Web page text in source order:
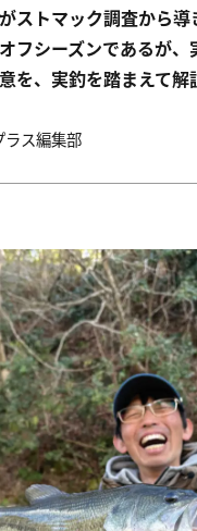
ストマック調査から
フシーズンであるが
を、実釣を踏まえて解
ス編集部